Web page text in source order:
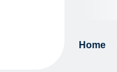
Home